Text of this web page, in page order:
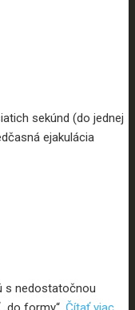
sekúnd (do jednej
ejakulácia
s nedostatočnou